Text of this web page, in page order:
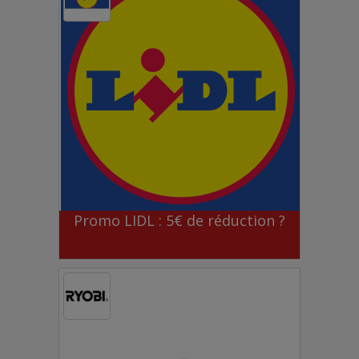
Promo LIDL : 5€ de réduction ?